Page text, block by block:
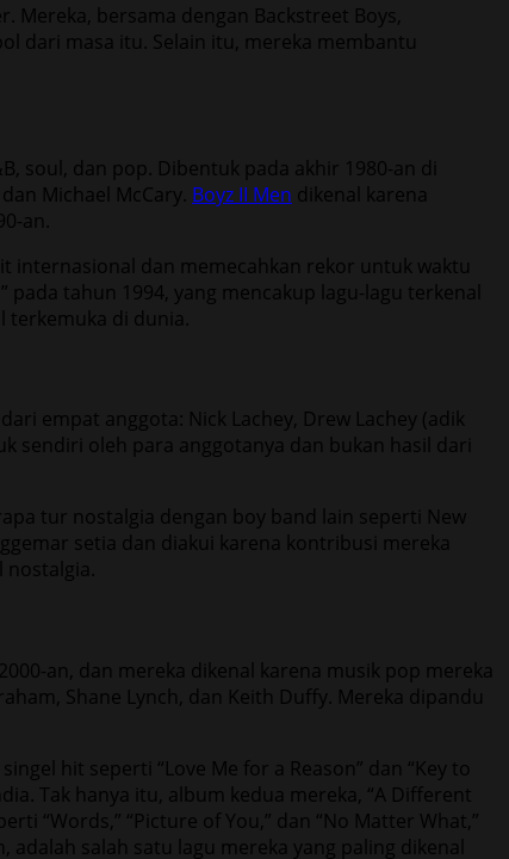
Mereka, bersama dengan Backstreet Boys,
dari masa itu. Selain itu, mereka membantu
soul, dan pop. Dibentuk pada akhir 1980-an di
Michael McCary. Boyz II Men dikenal karena
an.
internasional dan memecahkan rekor untuk waktu
tahun 1994, yang mencakup lagu-lagu terkenal
terkemuka di dunia.
empat anggota: Nick Lachey, Drew Lachey (adik
sendiri oleh para anggotanya dan bukan hasil dari
tur nostalgia dengan boy band lain seperti New
setia dan diakui karena kontribusi mereka
nostalgia.
an, dan mereka dikenal karena musik pop mereka
Shane Lynch, dan Keith Duffy. Mereka dipandu
hit seperti “Love Me for a Reason” dan “Key to
Tak hanya itu, album kedua mereka, “A Different
“Words,” “Picture of You,” dan “No Matter What,”
salah satu lagu mereka yang paling dikenal